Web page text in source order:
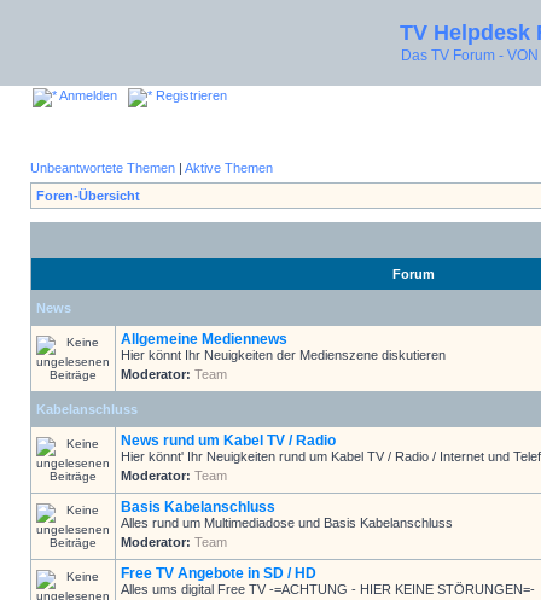
TV Helpdesk
Das TV Forum -
Anmelden Registrieren
Unbeantwortete Themen | Aktive Themen
Foren-Übersicht
Forum
News
Allgemeine Mediennews
Hier könnt Ihr Neuigkeiten der Medienszene diskutieren
Moderator: Team
Kabelanschluss
News rund um Kabel TV / Radio
Hier könnt' Ihr Neuigkeiten rund um Kabel TV / Radio / Internet und
Moderator: Team
Basis Kabelanschluss
Alles rund um Multimediadose und Basis Kabelanschluss
Moderator: Team
Free TV Angebote in SD / HD
Alles ums digital Free TV -=ACHTUNG - HIER KEINE STÖRUNGEN=-